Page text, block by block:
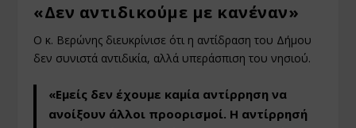
«Δεν αντιδικούμε με κανέναν»
Ο κ. Βερώνης διευκρίνισε ότι η αντίδραση του Δήμου
δεν συνιστά αντιδικία, αλλά υπεράσπιση του νησιού.
«Εμείς δεν έχουμε καμία αντίρρηση να
ανοίξουν άλλοι προορισμοί. Η αντίρρησή